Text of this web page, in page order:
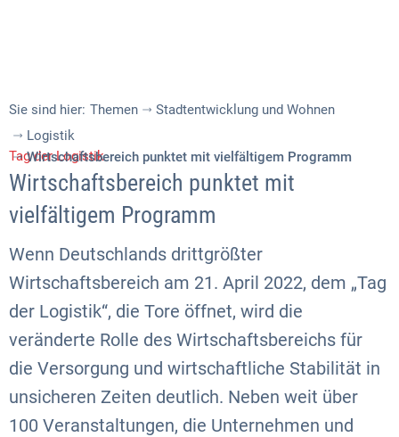
Sie sind hier: Themen
Stadtentwicklung und Wohnen
Logistik
Wirtschaftsbereich punktet mit vielfältigem Programm
Tag der Logistik
Wirtschaftsbereich punktet mit
vielfältigem Programm
Wenn Deutschlands drittgrößter
Wirtschaftsbereich am 21. April 2022, dem „Tag
der Logistik“, die Tore öffnet, wird die
veränderte Rolle des Wirtschaftsbereichs für
die Versorgung und wirtschaftliche Stabilität in
unsicheren Zeiten deutlich. Neben weit über
100 Veranstaltungen, die Unternehmen und